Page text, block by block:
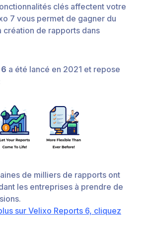
clés affectent votre
7 vous permet de gagner du
création de rapports dans
a été lancé en 2021 et repose
de milliers de rapports ont
les entreprises à prendre de
sur Velixo Reports 6, cliquez